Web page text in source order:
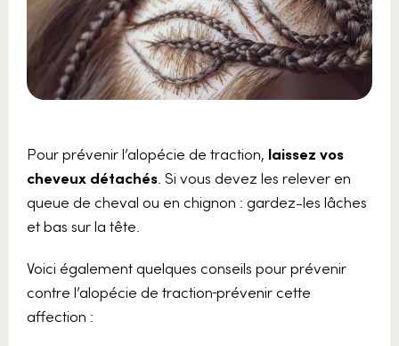
Pour prévenir l’alopécie de traction, laissez vos
cheveux détachés . Si vous devez les relever en
queue de cheval ou en chignon : gardez-les lâches
et bas sur la tête.
Voici également quelques conseils pour prévenir
contre l’alopécie de traction prévenir cette
affection :